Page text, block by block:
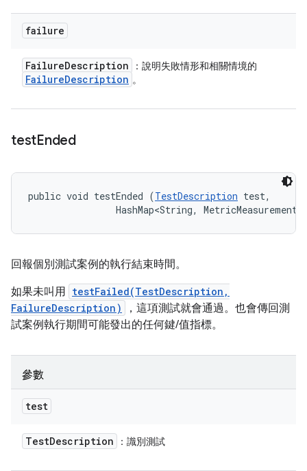
failure
FailureDescription ：說明失敗情形和相關情境的
FailureDescription 。
testEnded
public void testEnded (TestDescription test,
HashMap<String,
回報個別測試案例的執行結束時間。
如果未叫用 testFailed(TestDescription,
FailureDescription)
，這項測試就會通過。也會傳回測
試案例執行期間可能發出的任何鍵/值指標。
參數
test
TestDescription ：識別測試